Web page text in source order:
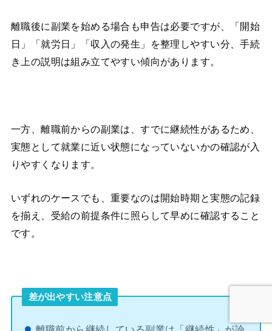
離職後に副業を始める場合も申告は必要ですが、「開始
日」「就労日」「収入の発生」を整理しやすい分、手続
き上の説明は組み立てやすい傾向があります。
一方、離職前からの副業は、すでに継続性があるため、
実態として就業に近い状態になっていないかの確認が入
りやすくなります。
いずれのケースでも、重要なのは開始時期と実態の記録
を揃え、受給の前提条件に照らして早めに確認すること
です。
差が出やすい注意点